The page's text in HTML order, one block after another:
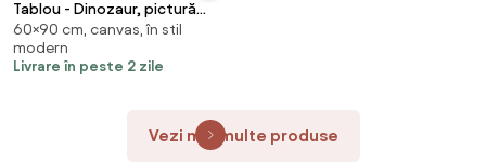
Tablou - Dinozaur, pictură
(90x60 cm)
60×90 cm, canvas, în stil
modern
Livrare în peste 2 zile
Vezi mai multe produse